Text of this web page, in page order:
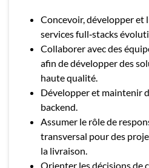
Concevoir, développer et
services full‑stacks
Collaborer avec des
afin de développer des
haute qualité.
Développer et maintenir
backend.
Assumer le rôle de
transversal pour des
la livraison.
Orienter les décisions de